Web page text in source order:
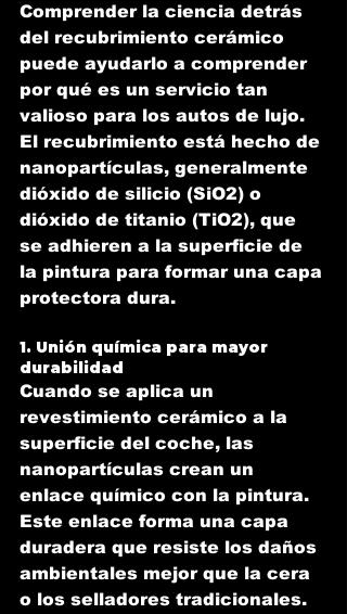
Comprender la ciencia detrás
del recubrimiento cerámico
puede ayudarlo a comprender
por qué es un servicio tan
valioso para los autos de lujo.
El recubrimiento está hecho de
nanopartículas, generalmente
dióxido de silicio (SiO2) o
dióxido de titanio (TiO2), que
se adhieren a la superficie de
la pintura para formar una capa
protectora dura.
1. Unión química para mayor
durabilidad
Cuando se aplica un
revestimiento cerámico a la
superficie del coche, las
nanopartículas crean un
enlace químico con la pintura.
Este enlace forma una capa
duradera que resiste los daños
ambientales mejor que la cera
o los selladores tradicionales.